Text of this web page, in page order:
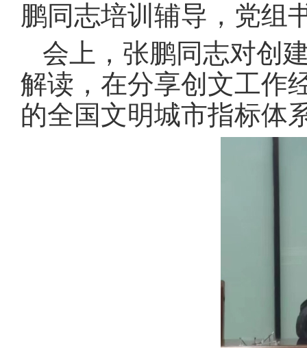
鹏同志培训辅导，党组
会上，张鹏同志对创
解读，在分享创文工作
的全国文明城市指标体